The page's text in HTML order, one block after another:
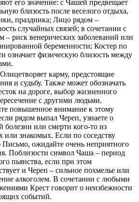
его значение: с Чашей предвещает
близость после веселого отдыха,
праздника; Лицо рядом –
случайных связей; в сочетании с
– риск венерических заболеваний или
беременности; Костер по
означает физическую близость между
Олицетворяет карму, предстоящие
и судьбу. Также может обозначать
на дороге, выбор жизненного
с другими людьми.
повышенное внимание к этому
рядом выпал Череп, узнаете о
болезни или смерти кого-то из
или знакомых. Если по соседству
ожидайте очень неприятного
Поблизости символ Чаша – период
пьянства, если при этом
и Череп – сильное похмелье или
алкоголем. В сочетании с любыми
Крест говорит о неизбежности
событий.